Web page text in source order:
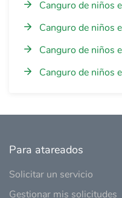
Canguro de niños
Canguro de niños
Canguro de niños
Canguro de niños
Para atareados
Solicitar un servicio
Gestionar mis solicitudes